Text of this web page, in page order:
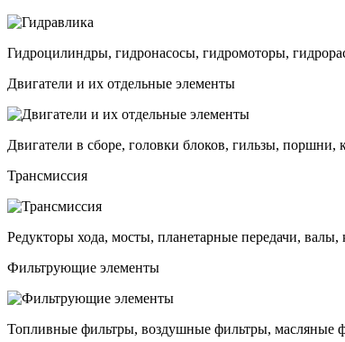
Гидроцилиндры, гидронасосы, гидромоторы,
Двигатели и их отдельные элементы
Двигатели в сборе, головки блоков, гильзы, поршни,
Трансмиссия
Редукторы хода, мосты, планетарные передачи,
Фильтрующие элементы
Топливные фильтры, воздушные фильтры, масляные